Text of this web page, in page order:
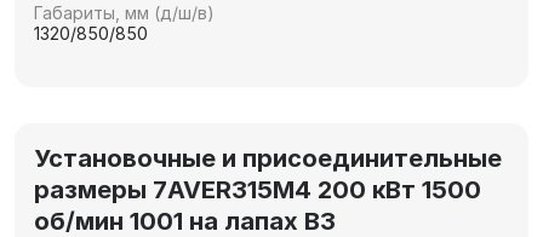
Габариты, мм (д/ш/в)
1320/850/850
Установочные и присоединительные
размеры 7AVER315M4 200 кВт 1500
об/мин 1001 на лапах В3